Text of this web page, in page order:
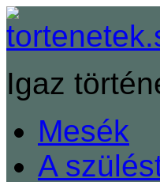
Igaz
Mesék
A